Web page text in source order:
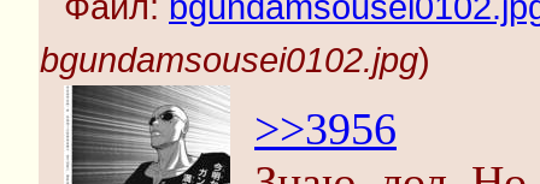
bgundamsousei0102.jpg)
>>3956